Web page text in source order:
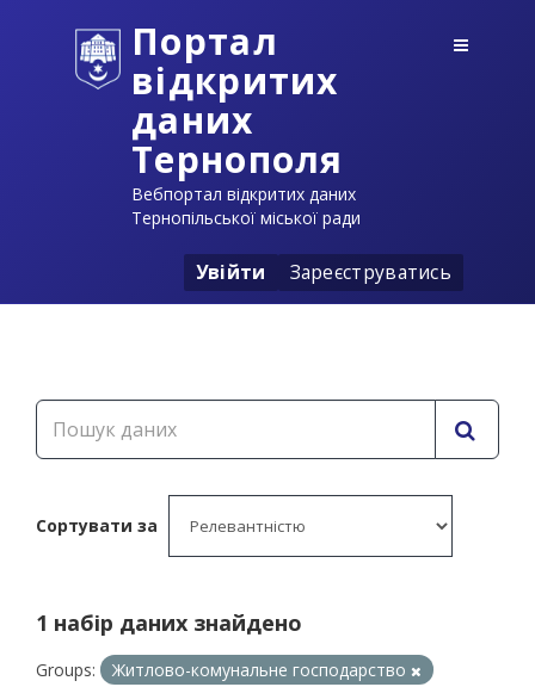
Портал
відкритих
даних
Тернополя
Вебпортал відкритих даних
Тернопільської міської ради
Увійти Зареєструватись
Сортувати за
1 набір даних знайдено
Groups:
Житлово-комунальне господарство